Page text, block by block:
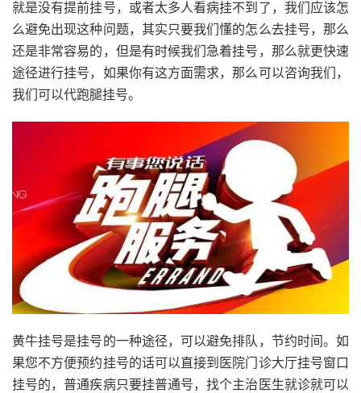
就是没有提前挂号，或者太多人看病挂不到了，我们应该怎
么避免出现这种问题，其实只要我们懂的怎么去挂号，那么
还是非常容易的，但是有时候我们急着挂号，那么就更快速
途径进行挂号，如果你有这方面需求，那么可以咨询我们，
我们可以代跑腿挂号。
黄牛挂号是挂号的一种途径，可以避免排队，节约时间。如
果您不方便预约挂号的话可以直接到医院门诊大厅挂号窗口
挂号的，普通疾病只要挂普通号，找个主治医生就诊就可以